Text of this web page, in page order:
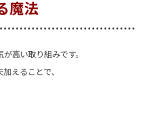
魔法
高い取り組みです。
えることで、